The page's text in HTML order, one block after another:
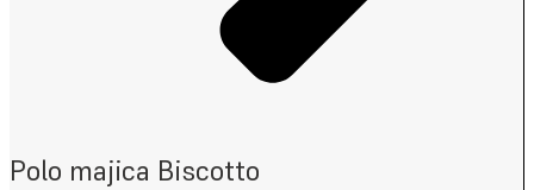
Polo majica Biscotto